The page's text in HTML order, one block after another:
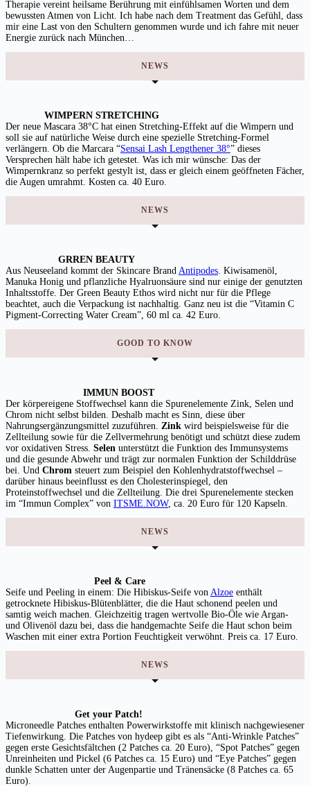
Therapie vereint heilsame Berührung mit einfühlsamen Worten und dem
bewussten Atmen von Licht. Ich habe nach dem Treatment das Gefühl, dass
mir eine Last von den Schultern genommen wurde und ich fahre mit neuer
Energie zurück nach München…
NEWS
WIMPERN STRETCHING
Der neue Mascara 38°C hat einen Stretching-Effekt auf die Wimpern und
soll sie auf natürliche Weise durch eine spezielle Stretching-Formel
verlängern. Ob die Marcara “Sensai Lash Lengthener 38°” dieses
Versprechen hält habe ich getestet. Was ich mir wünsche: Das der
Wimpernkranz so perfekt gestylt ist, dass er gleich einem geöffneten Fächer,
die Augen umrahmt. Kosten ca. 40 Euro.
NEWS
GRREN BEAUTY
Aus Neuseeland kommt der Skincare Brand Antipodes. Kiwisamenöl,
Manuka Honig und pflanzliche Hyalruonsäure sind nur einige der genutzten
Inhaltsstoffe. Der Green Beauty Ethos wird nicht nur für die Pflege
beachtet, auch die Verpackung ist nachhaltig. Ganz neu ist die “Vitamin C
Pigment-Correcting Water Cream”, 60 ml ca. 42 Euro.
GOOD TO KNOW
IMMUN BOOST
Der körpereigene Stoffwechsel kann die Spurenelemente Zink, Selen und
Chrom nicht selbst bilden. Deshalb macht es Sinn, diese über
Nahrungsergänzungsmittel zuzuführen. Zink wird beispielsweise für die
Zellteilung sowie für die Zellvermehrung benötigt und schützt diese zudem
vor oxidativen Stress. Selen unterstützt die Funktion des Immunsystems
und die gesunde Abwehr und trägt zur normalen Funktion der Schilddrüse
bei. Und Chrom steuert zum Beispiel den Kohlenhydratstoffwechsel –
darüber hinaus beeinflusst es den Cholesterinspiegel, den
Proteinstoffwechsel und die Zellteilung. Die drei Spurenelemente stecken
im “Immun Complex” von ITSME.NOW, ca. 20 Euro für 120 Kapseln.
NEWS
Peel & Care
Seife und Peeling in einem: Die Hibiskus-Seife von Alzoe enthält
getrocknete Hibiskus-Blütenblätter, die die Haut schonend peelen und
samtig weich machen. Gleichzeitig tragen wertvolle Bio-Öle wie Argan-
und Olivenöl dazu bei, dass die handgemachte Seife die Haut schon beim
Waschen mit einer extra Portion Feuchtigkeit verwöhnt. Preis ca. 17 Euro.
NEWS
Get your Patch!
Microneedle Patches enthalten Powerwirkstoffe mit klinisch nachgewiesener
Tiefenwirkung. Die Patches von hydeep gibt es als “Anti-Wrinkle Patches”
gegen erste Gesichtsfältchen (2 Patches ca. 20 Euro), “Spot Patches” gegen
Unreinheiten und Pickel (6 Patches ca. 15 Euro) und “Eye Patches” gegen
dunkle Schatten unter der Augenpartie und Tränensäcke (8 Patches ca. 65
Euro).